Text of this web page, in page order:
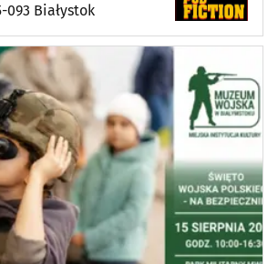
093 Białystok